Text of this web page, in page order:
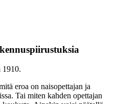
1910.
eroa on naisopettajan ja
Tai miten kahden opettajan